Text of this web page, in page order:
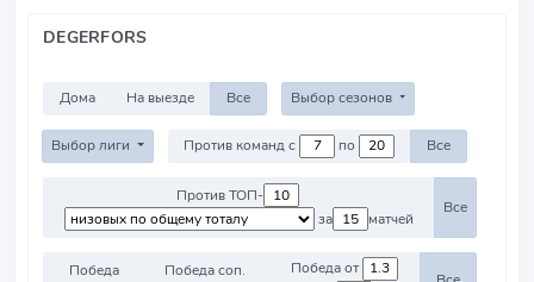
DEGERFORS
Дома На выезде Все Выбор сезонов
Выбор лиги Против команд с по Все
Против ТОП-
за
матчей
Все
Победа
Победа соп.
Победа от